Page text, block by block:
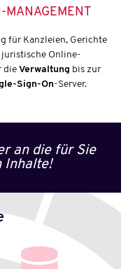
MANAGEMENT
für Kanzleien, Gerichte
Online-
die Verwaltung bis zur
Sign-On-Server.
an die für Sie
Inhalte!